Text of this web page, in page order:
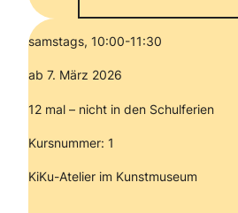
samstags, 10:00-11:30
ab 7. März 2026
12 mal – nicht in den Schulferien
Kursnummer: 1
KiKu-Atelier im Kunstmuseum